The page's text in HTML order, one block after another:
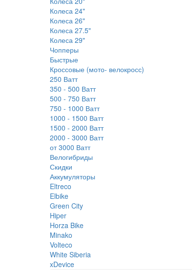
Колеса 24"
Колеса 26"
Колеса 27.5"
Колеса 29"
Чопперы
Быстрые
Кроссовые (мото- велокросс)
250 Ватт
350 - 500 Ватт
500 - 750 Ватт
750 - 1000 Ватт
1000 - 1500 Ватт
1500 - 2000 Ватт
2000 - 3000 Ватт
от 3000 Ватт
Велогибриды
Скидки
Аккумуляторы
Eltreco
Elbike
Green City
Hiper
Horza Bike
Minako
Volteco
White Siberia
xDevice